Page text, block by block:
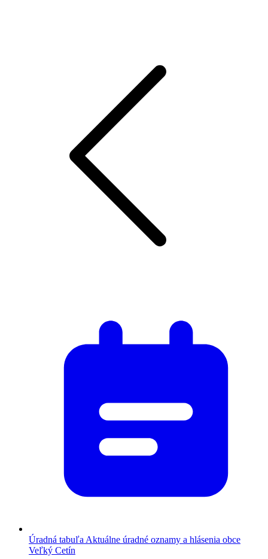
Úradná tabuľa Aktuálne úradné oznamy a hlásenia obce
Veľký Cetín